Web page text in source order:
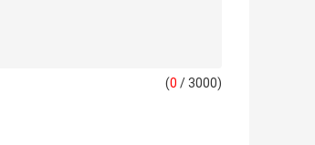
(0 / 3000)